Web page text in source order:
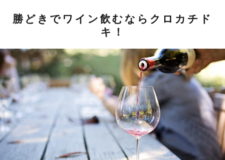
勝どきでワイン飲むならクロカチド
キ！